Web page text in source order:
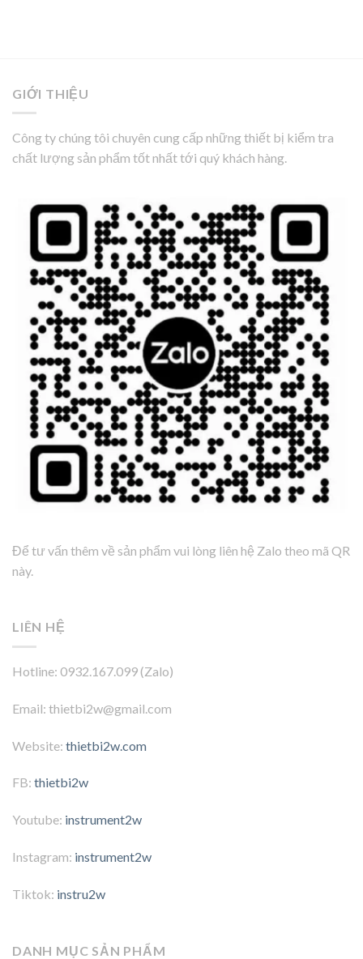
GIỚI THIỆU
Công ty chúng tôi chuyên cung cấp những thiết bị kiểm tra
chất lượng sản phẩm tốt nhất tới quý khách hàng.
Để tư vấn thêm về sản phẩm vui lòng liên hệ Zalo theo mã QR
này.
LIÊN HỆ
Hotline: 0932.167.099 (Zalo)
Email: thietbi2w@gmail.com
Website: thietbi2w.com
FB: thietbi2w
Youtube: instrument2w
Instagram: instrument2w
Tiktok: instru2w
DANH MỤC SẢN PHẨM